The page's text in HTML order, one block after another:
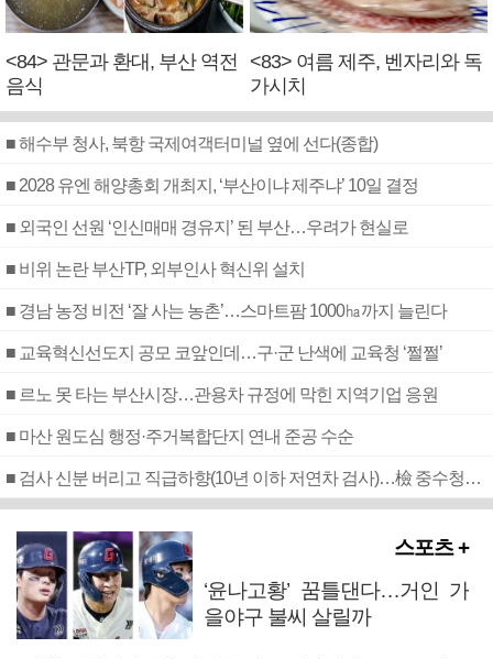
<84> 관문과 환대, 부산 역전
음식
<83> 여름 제주, 벤자리와 독
가시치
■ 해수부 청사, 북항 국제여객터미널 옆에 선다(종합)
■ 2028 유엔 해양총회 개최지, ‘부산이냐 제주냐’ 10일 결정
■ 외국인 선원 ‘인신매매 경유지’ 된 부산…우려가 현실로
■ 비위 논란 부산TP, 외부인사 혁신위 설치
■ 경남 농정 비전 ‘잘 사는 농촌’…스마트팜 1000㏊까지 늘린다
■ 교육혁신선도지 공모 코앞인데…구·군 난색에 교육청 ‘쩔쩔’
■ 르노 못 타는 부산시장…관용차 규정에 막힌 지역기업 응원
■ 마산 원도심 행정·주거복합단지 연내 준공 수순
■ 검사 신분 버리고 직급하향(10년 이하 저연차 검사)…檢 중수청행 기피
스포츠 +
‘윤나고황’ 꿈틀댄다…거인 가
을야구 불씨 살릴까